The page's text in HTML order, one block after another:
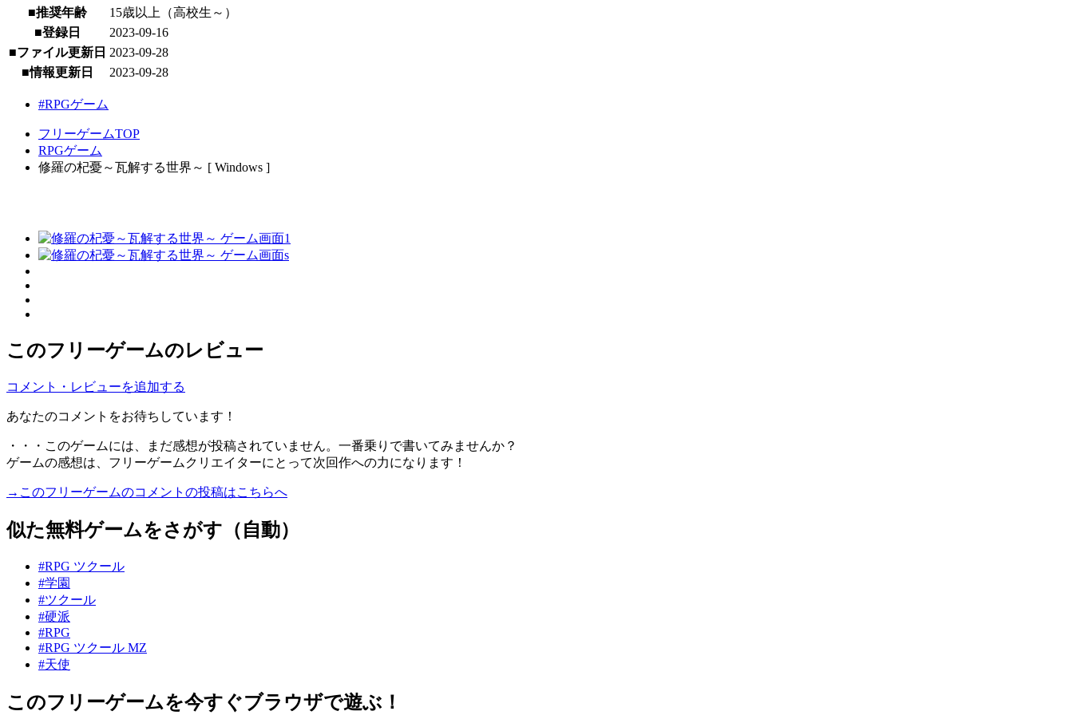
■推奨年齢
15歳以上（高校生～）
■登録日
2023-09-16
■ファイル更新日 2023-09-28
■情報更新日
2023-09-28
#RPGゲーム
フリーゲームTOP
RPGゲーム
修羅の杞憂～瓦解する世界～ [ Windows ]
このフリーゲームのレビュー
コメント・レビューを追加する
あなたのコメントをお待ちしています！
・・・このゲームには、まだ感想が投稿されていません。一番乗りで書いてみませんか？
ゲームの感想は、フリーゲームクリエイターにとって次回作への力になります！
→このフリーゲームのコメントの投稿はこちらへ
似た無料ゲームをさがす（自動）
#RPG ツクール
#学園
#ツクール
#硬派
#RPG
#RPG ツクール MZ
#天使
このフリーゲームを今すぐブラウザで遊ぶ！